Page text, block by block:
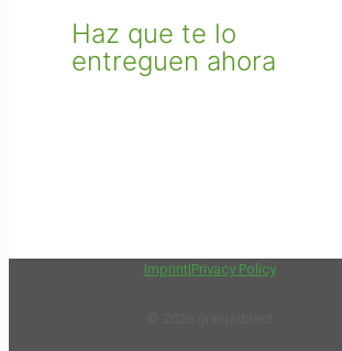
Haz que te lo
entreguen ahora
Imprint|Privacy Policy